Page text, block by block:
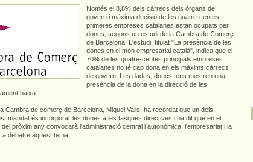
Només el 8,8% dels càrrecs dels òrgans de
govern i màxima decisió de les quatre-centes
primeres empreses catalanes estan ocupats per
dones, segons un estudi de la Cambra de Comerç
de Barcelona. L'estudi, titulat "La presència de les
dones en el món empresarial català", indica que el
70% de les quatre-centes principals empreses
catalanes no té cap dona en els màxims càrrecs
de govern. Les dades, doncs, ens mostren una
presència de la dona en la direcció de les
baixa.
Cambra de comerç de Barcelona, Miquel Valls, ha recordat que un dels
mandat és incorporar les dones a les tasques directives i ha dit que en el
pròxim any convocarà l'administració central i autonòmica, l'empresariat i la
debatre aquest tema.